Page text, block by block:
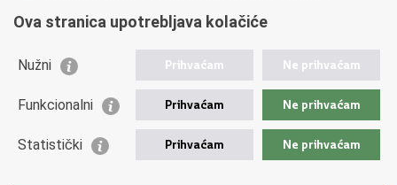
Dovršetak autoceste Zagreb-Sisak za dvije i pol godine
te sisačkoj bolnici
Predsjednik Milanović: Obnova je ozbiljan zajednički napor
U zadnja tri dana Petrinja dobila 80 kontejnera
Crveni križ definirao novi način podjele pomoći
Ova stranica upotrebljava kolačiće
Nužni Prihvaćam Ne prihvaćam
Funkcionalni Prihvaćam Ne prihvaćam
Statistički Prihvaćam Ne prihvaćam